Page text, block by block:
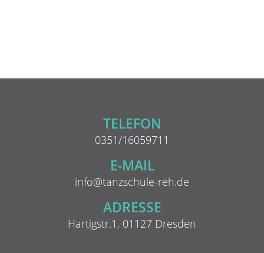
TELEFON
0351/16059711
E-MAIL
info@tanzschule-reh.de
ADRESSE
Hartigstr.1, 01127 Dresden